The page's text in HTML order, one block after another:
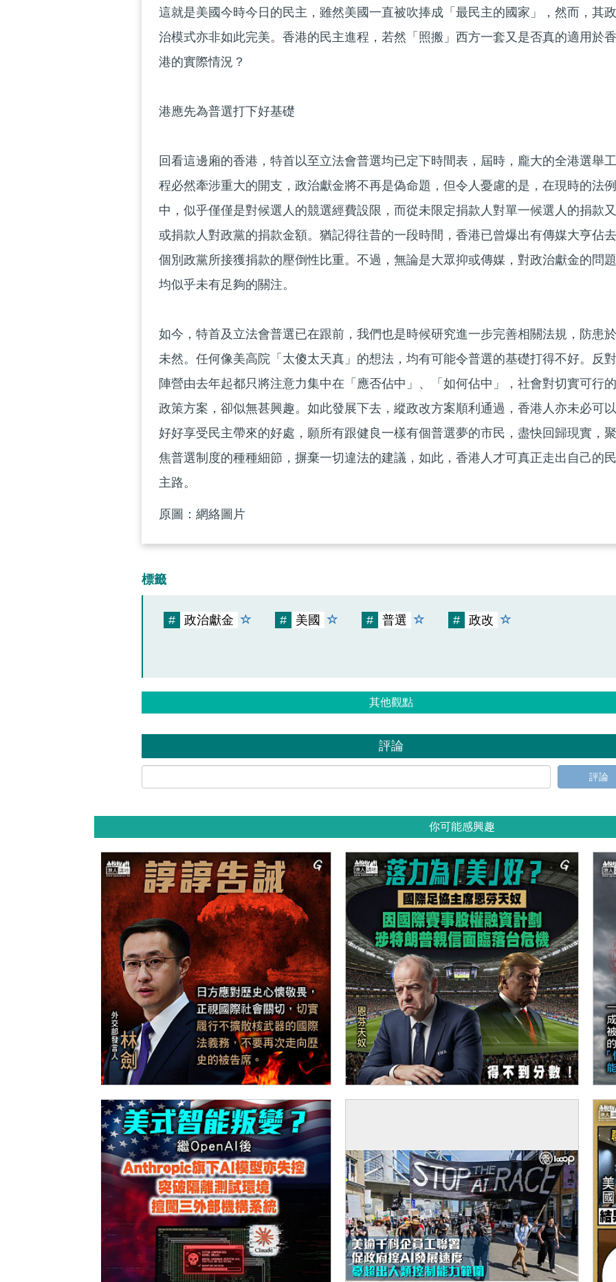
這就是美國今時今日的民主，雖然美國一直被吹捧成「最民主的國家」，然而，其政
治模式亦非如此完美。香港的民主進程，若然「照搬」西方一套又是否真的適用於香
港的實際情況？
港應先為普選打下好基礎
回看這邊廂的香港，特首以至立法會普選均已定下時間表，屆時，龐大的全港選舉工
程必然牽涉重大的開支，政治獻金將不再是偽命題，但令人憂慮的是，在現時的法例
中，似乎僅僅是對候選人的競選經費設限，而從未限定捐款人對單一候選人的捐款又
或捐款人對政黨的捐款金額。猶記得往昔的一段時間，香港已曾爆出有傳媒大亨佔去
個別政黨所接獲捐款的壓倒性比重。不過，無論是大眾抑或傳媒，對政治獻金的問題
均似乎未有足夠的關注。
如今，特首及立法會普選已在跟前，我們也是時候研究進一步完善相關法規，防患於
未然。任何像美高院「太傻太天真」的想法，均有可能令普選的基礎打得不好。反對
陣營由去年起都只將注意力集中在「應否佔中」、「如何佔中」，社會對切實可行的
政策方案，卻似無甚興趣。如此發展下去，縱政改方案順利通過，香港人亦未必可以
好好享受民主帶來的好處，願所有跟健良一樣有個普選夢的市民，盡快回歸現實，聚
焦普選制度的種種細節，摒棄一切違法的建議，如此，香港人才可真正走出自己的民
主路。
原圖：網絡圖片
標籤
# 政治獻金 # 美國 # 普選 # 政改
其他觀點
評論
評論
你可能感興趣